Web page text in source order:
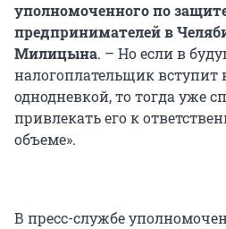
уполномоченного по
предпринимателей в
Милицына. – Но если в
налогоплательщик вступит
однодневкой, то тогда уже
привлекать его к
объеме».
В пресс-службе